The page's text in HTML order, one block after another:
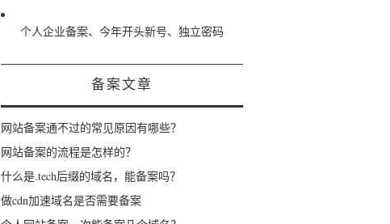
个人企业备案、今年开头新号、独立密码
备案文章
网站备案通不过的常见原因有哪些？
网站备案的流程是怎样的？
什么是.tech后缀的域名，能备案吗？
做cdn加速域名是否需要备案